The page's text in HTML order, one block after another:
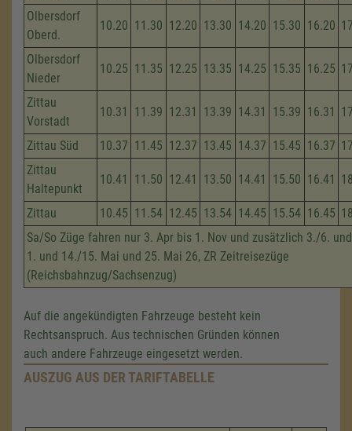
Olbersdorf
Oberd.
10.20 11.30 12.20 13.30 14.20 15.30 16.20
Olbersdorf
Nieder
10.25 11.35 12.25 13.35 14.25 15.35 16.25
Zittau
Vorstadt
10.31 11.39 12.31 13.39 14.31 15.39 16.31
Zittau Süd 10.37 11.45 12.37 13.45 14.37 15.45 16.37
Zittau
Haltepunkt
10.41 11.50 12.41 13.50 14.41 15.50 16.41
Zittau 10.45 11.54 12.45 13.54 14.45 15.54 16.45
Sa/So Züge fahren nur 3. Apr bis 1. Nov und zusätzlich 3./6.
1. und 14./15. Mai und 25. Mai 26, ZR Zeitreisezüge
(Reichsbahnzug/Sachsenzug)
Auf die angekündigten Fahrzeuge besteht kein
Rechtsanspruch. Aus technischen Gründen können
auch andere Fahrzeuge eingesetzt werden.
AUSZUG AUS DER TARIFTABELLE